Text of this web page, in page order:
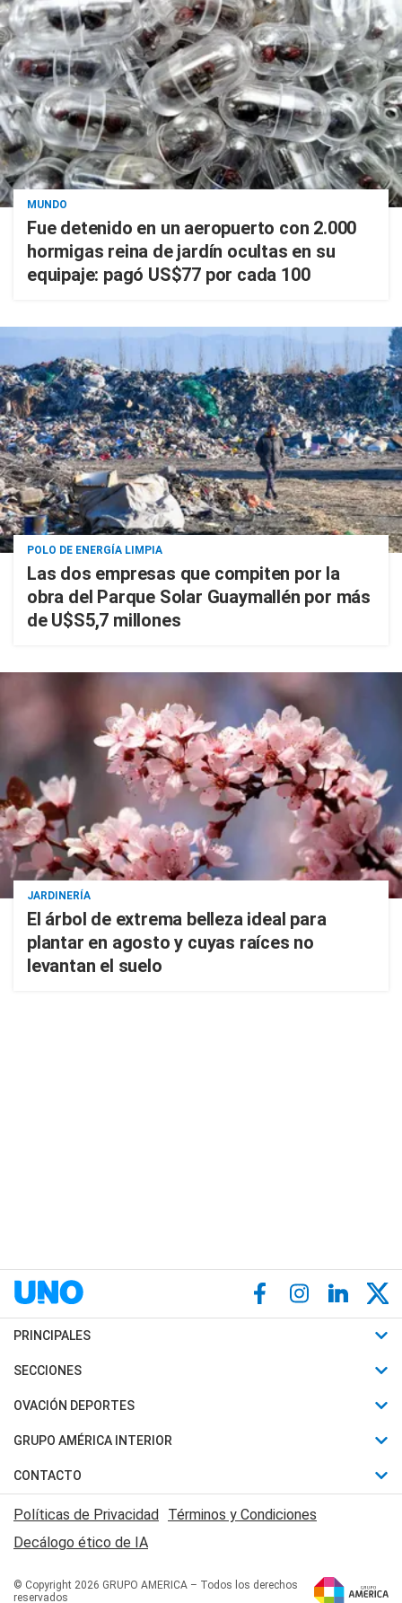
MUNDO
Fue detenido en un aeropuerto con 2.000
hormigas reina de jardín ocultas en su
equipaje: pagó US$77 por cada 100
POLO DE ENERGÍA LIMPIA
Las dos empresas que compiten por la
obra del Parque Solar Guaymallén por más
de U$S5,7 millones
JARDINERÍA
El árbol de extrema belleza ideal para
plantar en agosto y cuyas raíces no
levantan el suelo
PRINCIPALES
Últimas Noticias
Política
Judiciales
Economia
SECCIONES
Horóscopo
Motores
Trucos caseros
Series y Películas
Edictos y Solicitadas
OVACIÓN DEPORTES
Fútbol
Mundial
Automovilismo
Rugby
Básquet
GRUPO AMÉRICA INTERIOR
Canal 7 en Vivo
San Juan 8
CONTACTO
Acerca de Nosotros
Contactanos
Políticas de Privacidad Términos y Condiciones
Decálogo ético de IA
© Copyright 2026 GRUPO AMERICA – Todos los derechos
reservados